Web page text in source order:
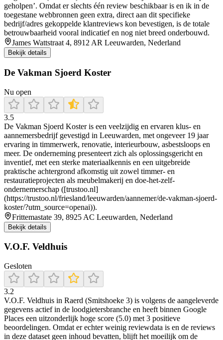
geholpen’. Omdat er slechts één review beschikbaar is en ik in de
toegestane webbronnen geen extra, direct aan dit specifieke
bedrijf/adres gekoppelde klantreviews kon bevestigen, is de totale
betrouwbaarheid vooral indicatief en nog niet breed onderbouwd.
James Wattstraat 4, 8912 AR Leeuwarden, Nederland
Bekijk details
De Vakman Sjoerd Koster
Nu open
3.5
De Vakman Sjoerd Koster is een veelzijdig en ervaren klus- en
aannemersbedrijf gevestigd in Leeuwarden, met ongeveer 19 jaar
ervaring in timmerwerk, renovatie, interieurbouw, asbestsloops en
meer. De onderneming presenteert zich als oplossingsgericht en
inventief, met een sterke materiaalkennis en een uitgebreide
praktische achtergrond afkomstig uit zowel timmer- en
restauratieprojecten als meubelmakerij en doe-het-zelf-
ondernemerschap ([trustoo.nl]
(https://trustoo.nl/friesland/leeuwarden/aannemer/de-vakman-sjoerd-
koster/?utm_source=openai)).
Frittemastate 39, 8925 AC Leeuwarden, Nederland
Bekijk details
V.O.F. Veldhuis
Gesloten
3.2
V.O.F. Veldhuis in Raerd (Smitshoeke 3) is volgens de aangeleverde
gegevens actief in de loodgietersbranche en heeft binnen Google
Places een uitzonderlijk hoge score (5.0) met 3 positieve
beoordelingen. Omdat er echter weinig reviewdata is en de reviews
in deze dataset geen inhoud bevatten, blijft het moeilijk om de